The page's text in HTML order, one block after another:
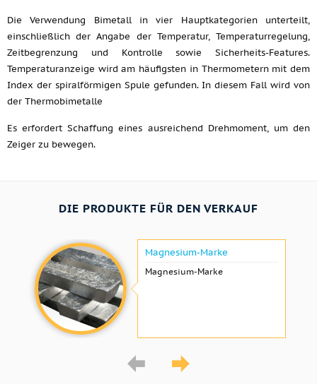
Die Verwendung Bimetall in vier Hauptkategorien unterteilt,
einschließlich der Angabe der Temperatur, Temperaturregelung,
Zeitbegrenzung und Kontrolle sowie Sicherheits-Features.
Temperaturanzeige wird am häufigsten in Thermometern mit dem
Index der spiralförmigen Spule gefunden. In diesem Fall wird von
der Thermobimetalle
Es erfordert Schaffung eines ausreichend Drehmoment, um den
Zeiger zu bewegen.
DIE PRODUKTE FÜR DEN VERKAUF
Magnesium-Marke
Magnesium-Marke